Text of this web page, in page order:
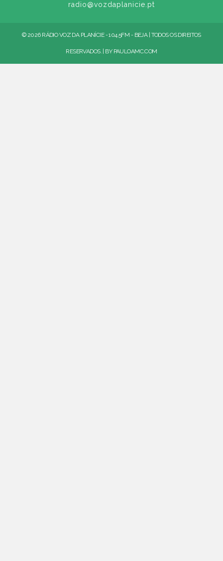
radio@vozdaplanicie.pt
© 2026 RÁDIO VOZ DA PLANÍCIE - 104.5FM - BEJA | TODOS OS DIREITOS
RESERVADOS. | BY PAULOAMC.COM